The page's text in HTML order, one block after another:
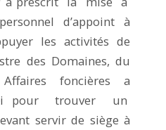
d’appoint à
les activités de
des Domaines, du
foncières a
pour trouver un
servir de siège à